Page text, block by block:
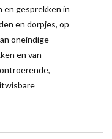
en gesprekken in
en dorpjes, op
oneindige
en van